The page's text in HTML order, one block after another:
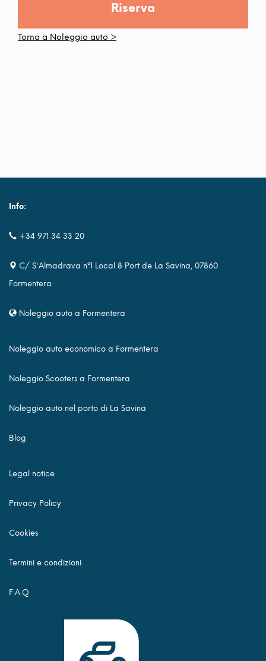
Riserva
Torna a Noleggio auto >
Info:
+34 971 34 33 20
C/ S'Almadrava nº1 Local 8 Port de La Savina, 07860
Formentera
Noleggio auto a Formentera
Noleggio auto economico a Formentera
Noleggio Scooters a Formentera
Noleggio auto nel porto di La Savina
Blog
Legal notice
Privacy Policy
Cookies
Termini e condizioni
F.A.Q